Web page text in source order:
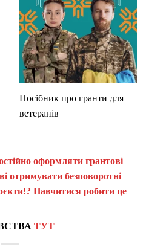
Посібник про гранти для
ветеранів
оформляти грантові
отримувати безповоротні
Навчитися робити це
ТУТ